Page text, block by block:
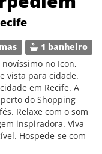
1 banheiro
no Icon,
vista para cidade.
em Recife. A
do Shopping
Relaxe com o som
inspiradora. Viva
Hospede-se com